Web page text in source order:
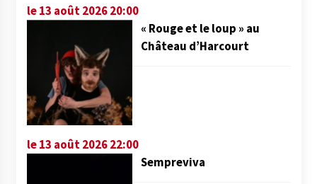
le 13 août 2026 20:00
« Rouge et le loup » au
Château d’Harcourt
le 13 août 2026 22:00
Sempreviva